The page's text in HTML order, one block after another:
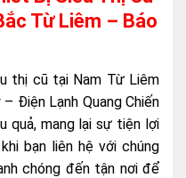
Từ Liêm – Báo
thị cũ tại Nam Từ Liêm
Điện Lạnh Quang Chiến
quả, mang lại sự tiện lợi
bạn liên hệ với chúng
chóng đến tận nơi để